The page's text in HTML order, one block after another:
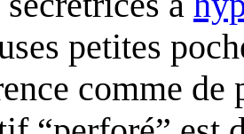
petites
comme